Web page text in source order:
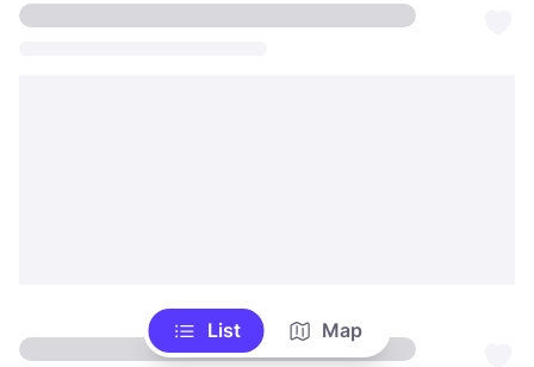
List Map